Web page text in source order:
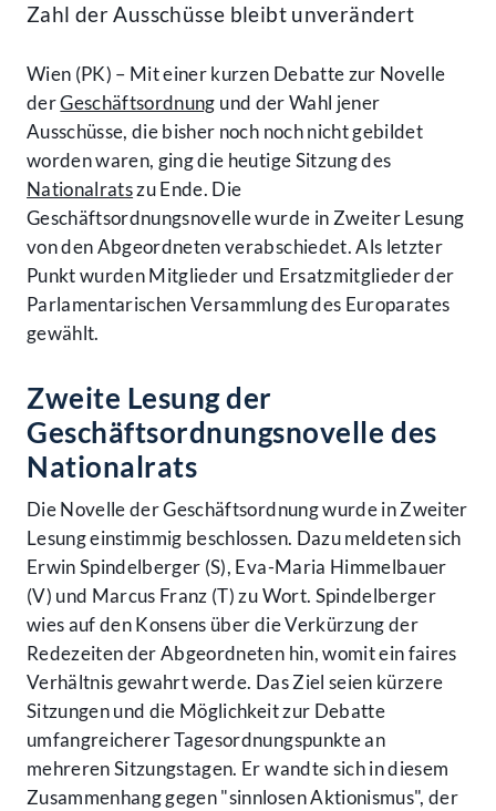
Zahl der Ausschüsse bleibt unverändert
Wien (PK) – Mit einer kurzen Debatte zur Novelle
derGeschäftsordnung und der Wahl jener
Ausschüsse, die bisher noch noch nicht gebildet
worden waren, ging die heutige Sitzung des
Nationalratszu Ende. Die
Geschäftsordnungsnovelle wurde in Zweiter Lesung
von den Abgeordneten verabschiedet. Als letzter
Punkt wurden Mitglieder und Ersatzmitglieder der
Parlamentarischen Versammlung des Europarates
gewählt.
Zweite Lesung der
Geschäftsordnungsnovelle des
Nationalrats
Die Novelle der Geschäftsordnung wurde in Zweiter
Lesung einstimmig beschlossen. Dazu meldeten sich
Erwin Spindelberger (S), Eva-Maria Himmelbauer
(V) und Marcus Franz (T) zu Wort. Spindelberger
wies auf den Konsens über die Verkürzung der
Redezeiten der Abgeordneten hin, womit ein faires
Verhältnis gewahrt werde. Das Ziel seien kürzere
Sitzungen und die Möglichkeit zur Debatte
umfangreicherer Tagesordnungspunkte an
mehreren Sitzungstagen. Er wandte sich in diesem
Zusammenhang gegen "sinnlosen Aktionismus", der